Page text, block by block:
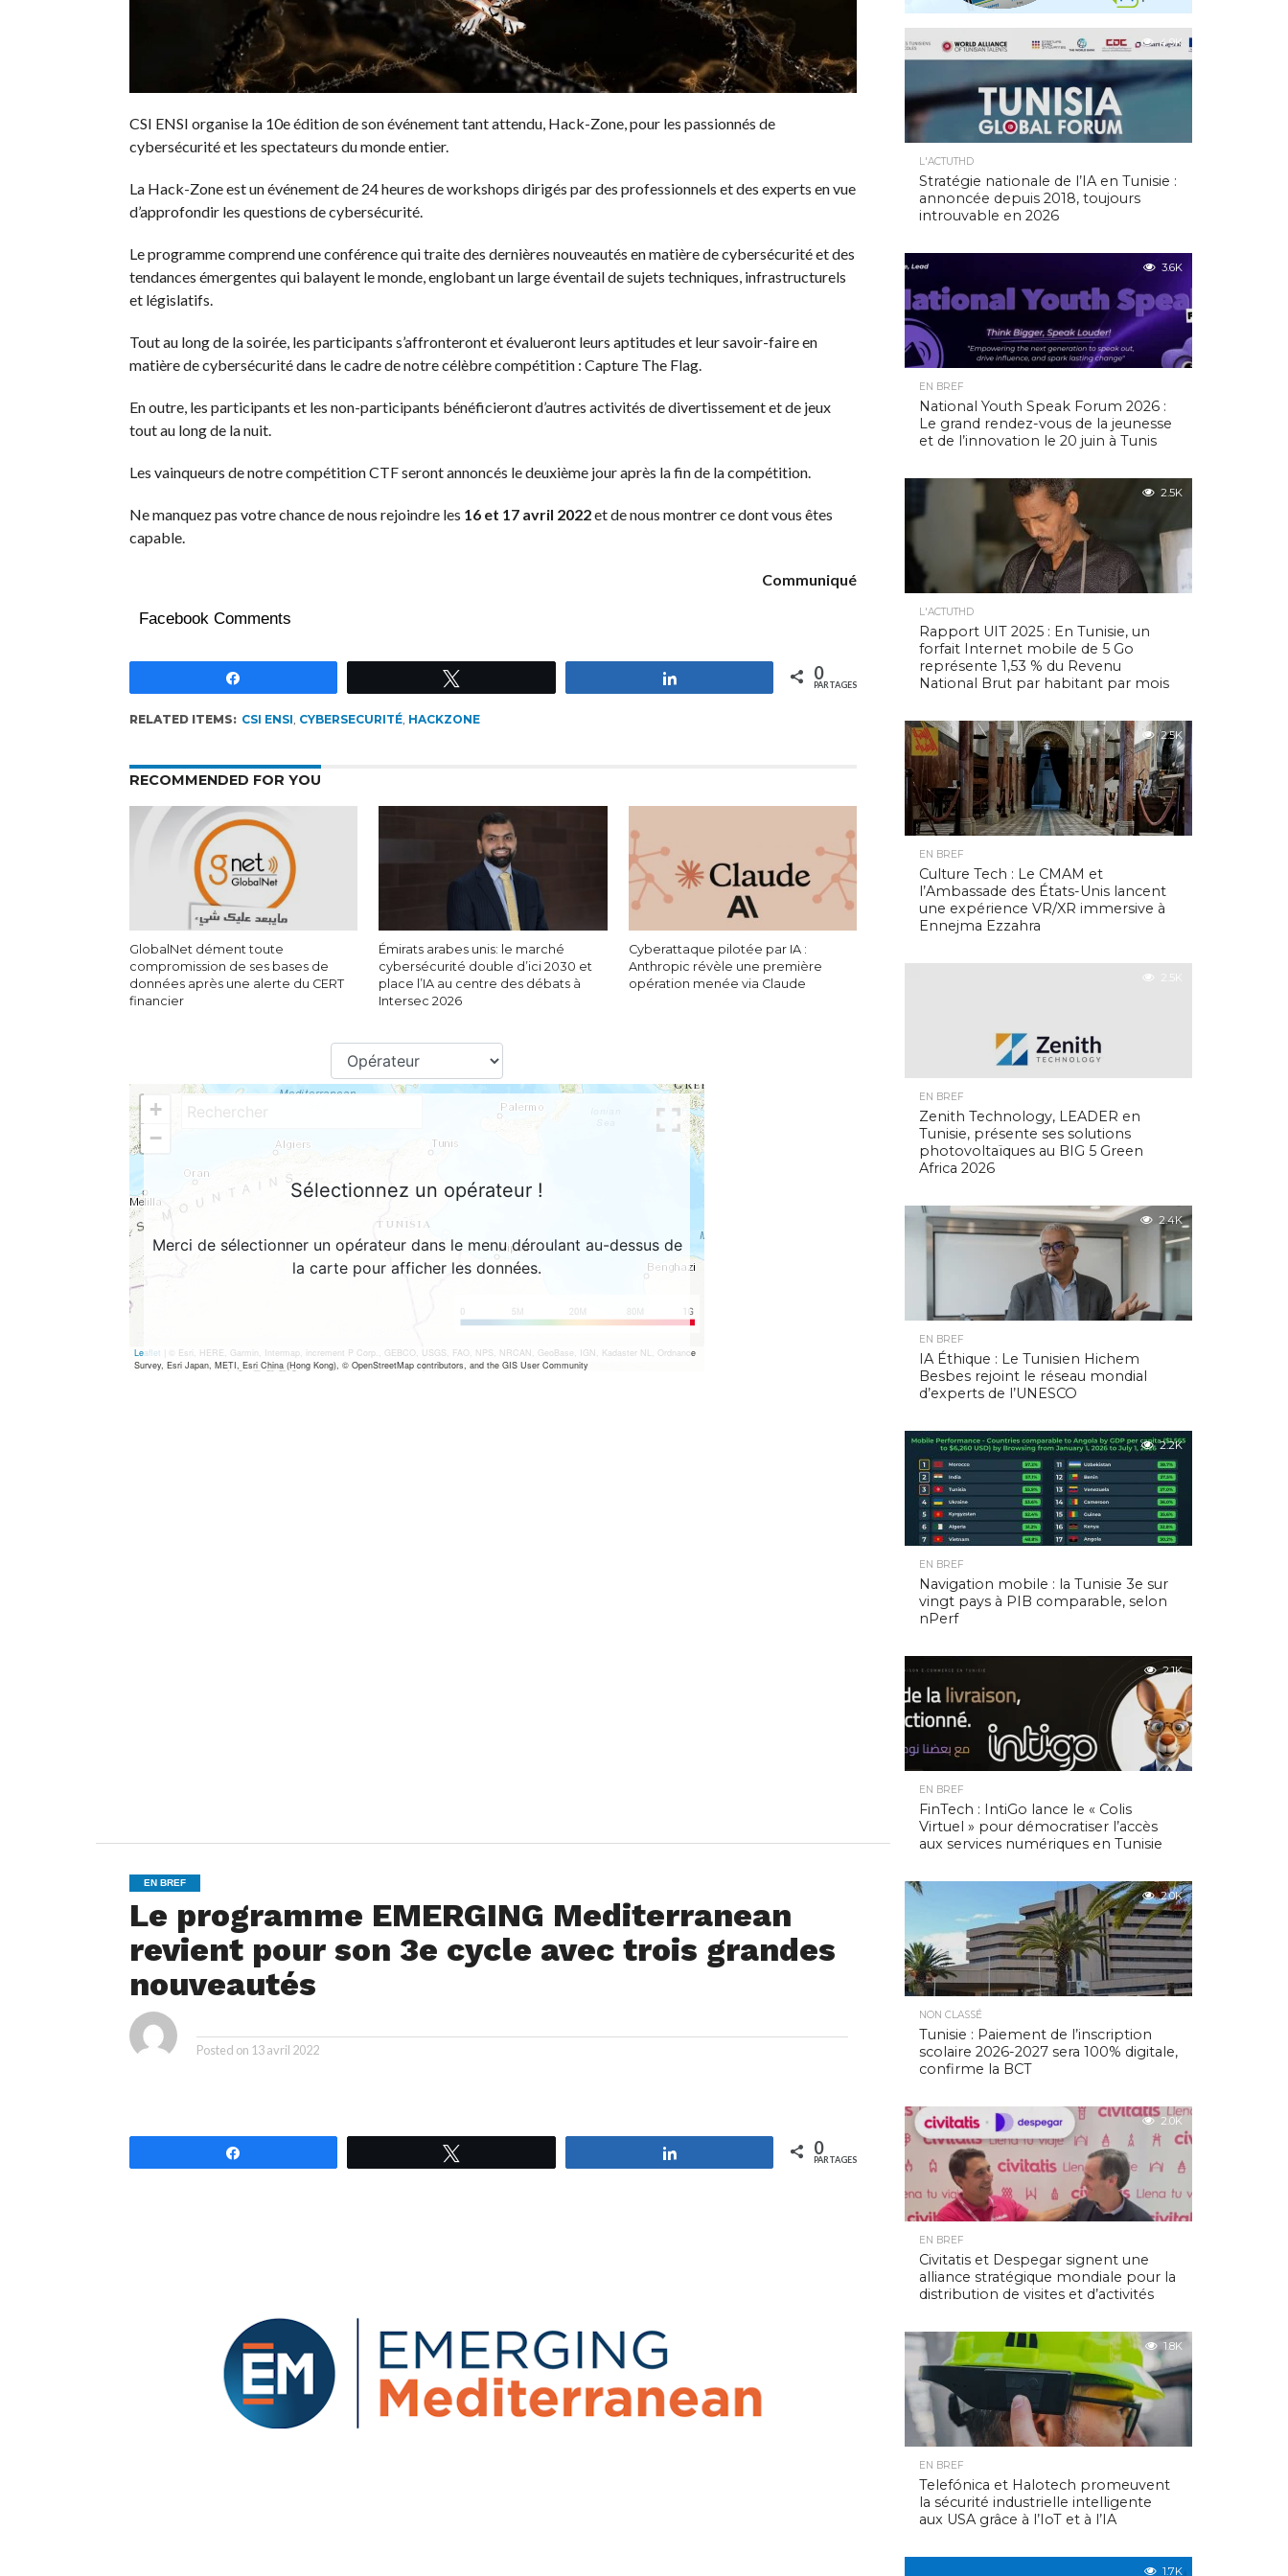
CSI ENSI organise la 10e édition de son événement tant attendu, Hack-Zone, pour les passionnés de
cybersécurité et les spectateurs du monde entier.
La Hack-Zone est un événement de 24 heures de workshops dirigés par des professionnels et des experts en vue
d’approfondir les questions de cybersécurité.
Le programme comprend une conférence qui traite des dernières nouveautés en matière de cybersécurité et des
tendances émergentes qui balayent le monde, englobant un large éventail de sujets techniques, infrastructurels
et législatifs.
Tout au long de la soirée, les participants s’affronteront et évalueront leurs aptitudes et leur savoir-faire en
matière de cybersécurité dans le cadre de notre célèbre compétition : Capture The Flag.
En outre, les participants et les non-participants bénéficieront d’autres activités de divertissement et de jeux
tout au long de la nuit.
Les vainqueurs de notre compétition CTF seront annoncés le deuxième jour après la fin de la compétition.
Ne manquez pas votre chance de nous rejoindre les 16 et 17 avril 2022et de nous montrer ce dont vous êtes
capable.
Communiqué
Facebook Comments
0
PARTAGES
RELATED ITEMS: CSI ENSI, CYBERSECURITÉ, HACKZONE
RECOMMENDED FOR YOU
GlobalNet dément toute
compromission de ses bases de
données après une alerte du CERT
financier
Émirats arabes unis: le marché
cybersécurité double d’ici 2030 et
place l’IA au centre des débats à
Intersec 2026
Cyberattaque pilotée par IA :
Anthropic révèle une première
opération menée via Claude
EN BREF
Le programme EMERGING Mediterranean
revient pour son 3e cycle avec trois grandes
nouveautés
Posted on 13 avril 2022
0
PARTAGES
4.9K
L'ACTUTHD
Stratégie nationale de l’IA en Tunisie :
annoncée depuis 2018, toujours
introuvable en 2026
3.6K
EN BREF
National Youth Speak Forum 2026 :
Le grand rendez-vous de la jeunesse
et de l’innovation le 20 juin à Tunis
2.5K
L'ACTUTHD
Rapport UIT 2025 : En Tunisie, un
forfait Internet mobile de 5 Go
représente 1,53 % du Revenu
National Brut par habitant par mois
2.5K
EN BREF
Culture Tech : Le CMAM et
l’Ambassade des États-Unis lancent
une expérience VR/XR immersive à
Ennejma Ezzahra
2.5K
EN BREF
Zenith Technology, LEADER en
Tunisie, présente ses solutions
photovoltaïques au BIG 5 Green
Africa 2026
2.4K
EN BREF
IA Éthique : Le Tunisien Hichem
Besbes rejoint le réseau mondial
d’experts de l’UNESCO
2.2K
EN BREF
Navigation mobile : la Tunisie 3e sur
vingt pays à PIB comparable, selon
nPerf
2.1K
EN BREF
FinTech : IntiGo lance le « Colis
Virtuel » pour démocratiser l’accès
aux services numériques en Tunisie
2.0K
NON CLASSÉ
Tunisie : Paiement de l’inscription
scolaire 2026-2027 sera 100% digitale,
confirme la BCT
2.0K
EN BREF
Civitatis et Despegar signent une
alliance stratégique mondiale pour la
distribution de visites et d’activités
1.8K
EN BREF
Telefónica et Halotech promeuvent
la sécurité industrielle intelligente
aux USA grâce à l’IoT et à l’IA
1.7K